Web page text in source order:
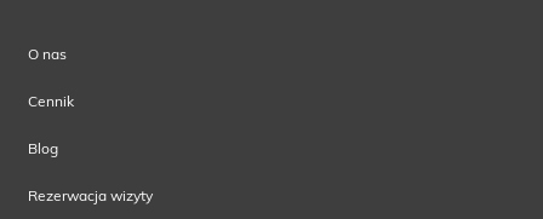
O nas
Cennik
Blog
Rezerwacja wizyty